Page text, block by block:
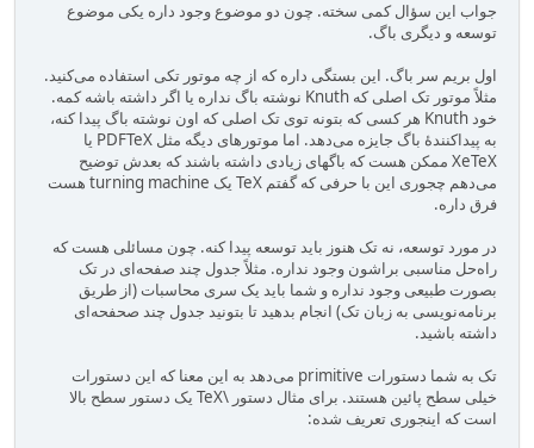
جواب این سؤال کمی سخته. چون دو موضوع وجود داره یکی موضوع
توسعه و دیگری باگ.
اول بریم سر باگ. این بستگی داره که از چه موتور تکی استفاده می‌کنید.
مثلاً موتور تک اصلی که Knuth نوشته باگ نداره یا اگر داشته باشه کمه.
خود Knuth هر کسی که بتونه توی تک اصلی که اون نوشته باگ پیدا کنه،
به پیداکنندهٔ باگ جایزه می‌دهد. اما موتورهای دیگه مثل PDFTeX یا
XeTeX ممکن هست که باگهای زیادی داشته باشند که بعدش توضیح
می‌دهم چجوری این با حرفی که گفتم TeX یک turning machine هست
فرق داره.
در مورد توسعه، نه تک هنوز باید توسعه پیدا کنه. چون مسائلی هست که
راه‌حل مناسبی براشون وجود نداره. مثلاً جدول چند صفحه‌ای در تک
بصورت طبیعی وجود نداره و شما باید یک سری محاسبات (از طریق
برنامه‌نویسی به زبان تک) انجام بدهید تا بتونید جدول چند صحفحه‌ای
داشته باشید.
تک به شما دستورات primitive می‌دهد به این معنا که این دستورات
خیلی سطح پائین هستند. برای مثال دستور \TeX یک دستور سطح بالا
است که اینجوری تعریف شده: